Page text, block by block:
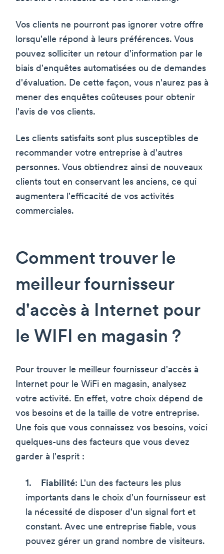
Vos clients ne pourront pas ignorer votre offre
lorsqu'elle répond à leurs préférences. Vous
pouvez solliciter un retour d'information par le
biais d'enquêtes automatisées ou de demandes
d'évaluation. De cette façon, vous n'aurez pas à
mener des enquêtes coûteuses pour obtenir
l'avis de vos clients.
Les clients satisfaits sont plus susceptibles de
recommander votre entreprise à d'autres
personnes. Vous obtiendrez ainsi de nouveaux
clients tout en conservant les anciens, ce qui
augmentera l'efficacité de vos activités
commerciales.
Comment trouver le
meilleur fournisseur
d'accès à Internet pour
le WIFI en magasin ?
Pour trouver le meilleur fournisseur d'accès à
Internet pour le WiFi en magasin, analysez
votre activité. En effet, votre choix dépend de
vos besoins et de la taille de votre entreprise.
Une fois que vous connaissez vos besoins, voici
quelques-uns des facteurs que vous devez
garder à l'esprit :
Fiabilité: L'un des facteurs les plus
importants dans le choix d'un fournisseur est
la nécessité de disposer d'un signal fort et
constant. Avec une entreprise fiable, vous
pouvez gérer un grand nombre de visiteurs.